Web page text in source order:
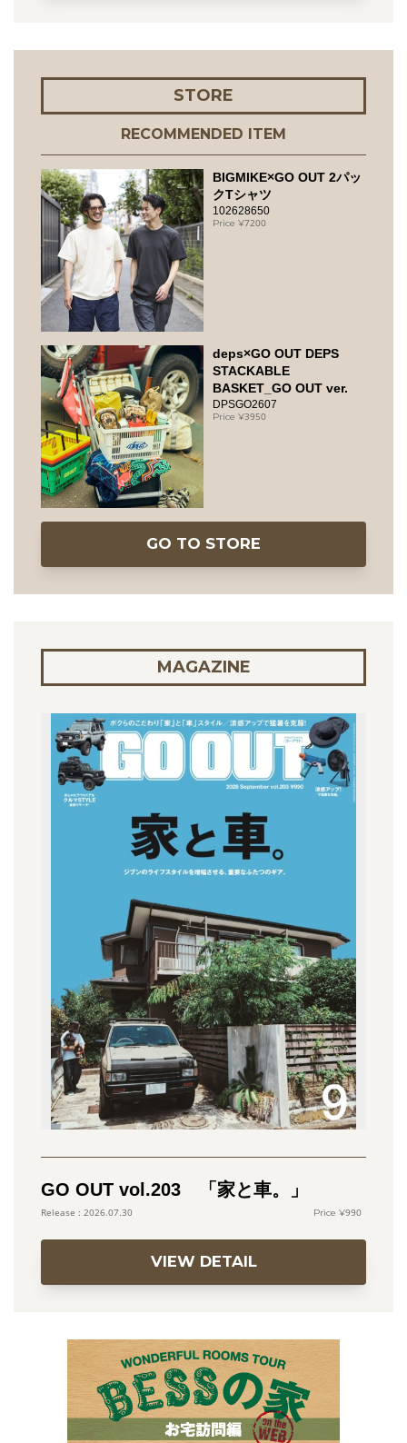
STORE
RECOMMENDED ITEM
BIGMIKE×GO OUT 2パッ
クTシャツ
102628650
7200
deps×GO OUT DEPS
STACKABLE
BASKET_GO OUT ver.
DPSGO2607
3950
GO TO STORE
MAGAZINE
GO OUT vol.203 「家と車。」
2026.07.30 990
VIEW DETAIL